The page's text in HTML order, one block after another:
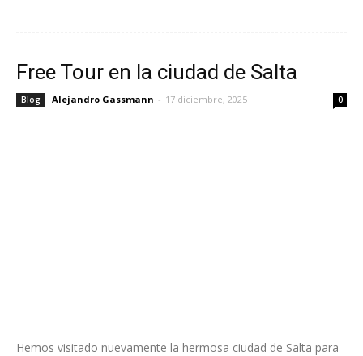
Free Tour en la ciudad de Salta
Blog Alejandro Gassmann - 17 diciembre, 2025 0
Hemos visitado nuevamente la hermosa ciudad de Salta para